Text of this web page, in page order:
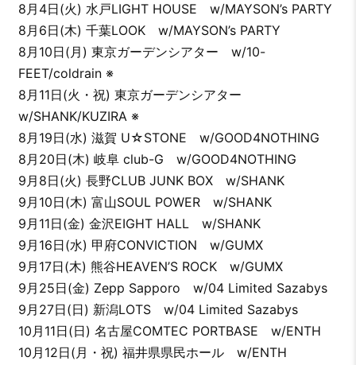
8月4日(火) 水戸LIGHT HOUSE w/MAYSON’s PARTY
8月6日(木) 千葉LOOK w/MAYSON’s PARTY
8月10日(月) 東京ガーデンシアター w/10-
FEET/coldrain ※
8月11日(火・祝) 東京ガーデンシアター
w/SHANK/KUZIRA ※
8月19日(水) 滋賀 U☆STONE w/GOOD4NOTHING
8月20日(木) 岐阜 club-G w/GOOD4NOTHING
9月8日(火) 長野CLUB JUNK BOX w/SHANK
9月10日(木) 富山SOUL POWER w/SHANK
9月11日(金) 金沢EIGHT HALL w/SHANK
9月16日(水) 甲府CONVICTION w/GUMX
9月17日(木) 熊谷HEAVEN’S ROCK w/GUMX
9月25日(金) Zepp Sapporo w/04 Limited Sazabys
9月27日(日) 新潟LOTS w/04 Limited Sazabys
10月11日(日) 名古屋COMTEC PORTBASE w/ENTH
10月12日(月・祝) 福井県県民ホール w/ENTH